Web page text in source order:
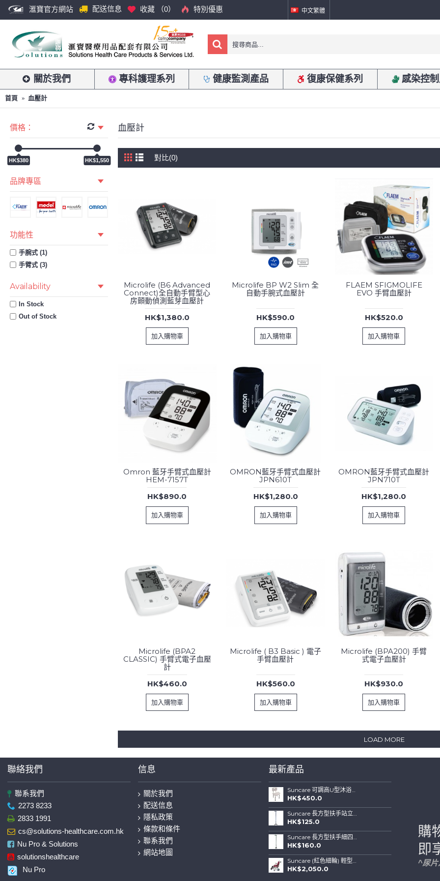
滙寶官方網站 配送信息 收藏 （0） 特別優惠 中文繁體
關於我們 專科護理系列 健康監測產品 復康保健系列 感染控
首頁 血壓計
價格：
HK$380 HK$1,550
品牌專區
功能性
手腕式 (1)
手臂式 (3)
Availability
In Stock
Out of Stock
血壓計
對比(0)
Microlife (B6 Advanced
Connect)全自動手臂型心
房顫動偵測藍芽血壓計
HK$1,380.0
加入購物車
Microlife BP W2 Slim 全
自動手腕式血壓計
HK$590.0
加入購物車
FLAEM SFIGMOLIFE
EVO 手臂血壓計
HK$520.0
加入購物車
Omron 藍牙手臂式血壓計
HEM-7157T
HK$890.0
加入購物車
OMRON藍牙手臂式血壓計
JPN610T
HK$1,280.0
加入購物車
OMRON藍牙手臂式血壓計
JPN710T
HK$1,280.0
加入購物車
Microlife (BPA2
CLASSIC) 手臂式電子血壓
計
HK$460.0
加入購物車
Microlife ( B3 Basic ) 電子
手臂血壓計
HK$560.0
加入購物車
Microlife (BPA200) 手臂
式電子血壓計
HK$930.0
加入購物車
LOAD MORE
聯絡我們
聯系我們
2273 8233
2833 1991
cs@solutions-healthcare.com.hk
Nu Pro & Solutions
solutionshealthcare
Nu Pro
信息
關於我們
配送信息
隱私政策
條款和條件
聯系我們
網站地圖
最新產品
Suncare 可調高U型沐浴椅連可拆背板(特闊坐位)
HK$450.0
Suncare 長方型扶手站立式四腳拐杖 ( 藍色)
HK$125.0
Suncare 長方型扶手細四腳站立式拐杖 (綠色)
HK$160.0
Suncare (紅色細輪) 輕型鋁合金輪椅帶手剎車
HK$2,050.0
購
即
^尿片